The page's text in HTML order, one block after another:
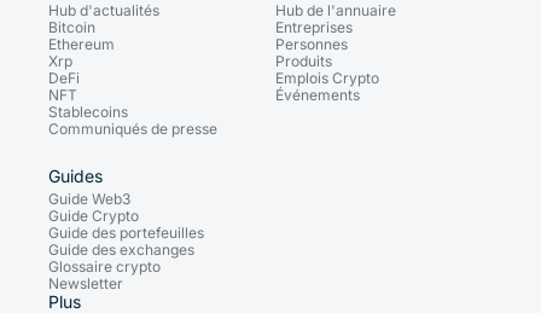
Hub d'actualités
Bitcoin
Ethereum
Xrp
DeFi
NFT
Stablecoins
Communiqués de presse
Hub de l'annuaire
Entreprises
Personnes
Produits
Emplois Crypto
Événements
Guides
Guide Web3
Guide Crypto
Guide des portefeuilles
Guide des exchanges
Glossaire crypto
Newsletter
Plus